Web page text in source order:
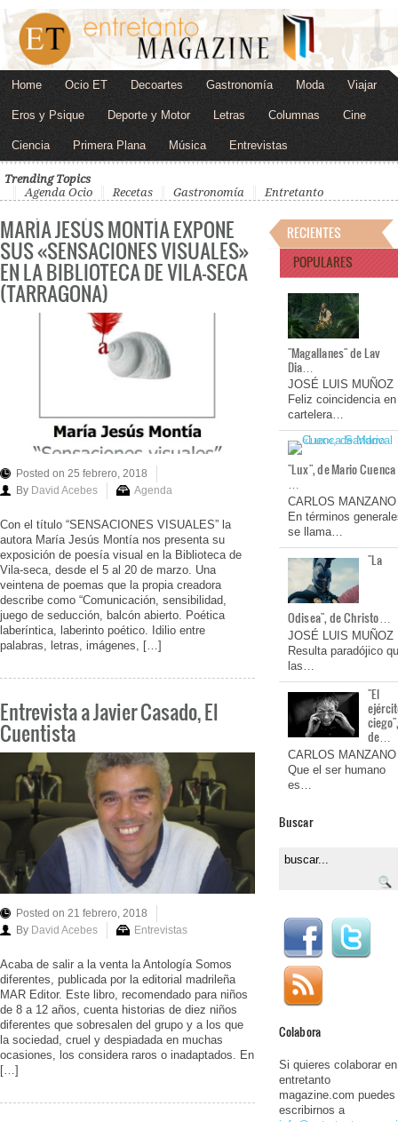
Home Ocio ET Decoartes Gastronomía Moda Viajar
Eros y Psique Deporte y Motor Letras Columnas Cine
Ciencia Primera Plana Música Entrevistas
Trending Topics
Agenda Ocio
Recetas Gastronomía Entretanto
MARÍA JESÚS MONTÍA EXPONE
SUS «SENSACIONES VISUALES»
EN LA BIBLIOTECA DE VILA-SECA
(TARRAGONA)
Posted on 25 febrero, 2018
By David Acebes Agenda
Con el título “SENSACIONES VISUALES” la
autora María Jesús Montía nos presenta su
exposición de poesía visual en la Biblioteca de
Vila-seca, desde el 5 al 20 de marzo. Una
veintena de poemas que la propia creadora
describe como “Comunicación, sensibilidad,
juego de seducción, balcón abierto. Poética
laberíntica, laberinto poético. Idilio entre
palabras, letras, imágenes, […]
Entrevista a Javier Casado, El
Cuentista
Posted on 21 febrero, 2018
By David Acebes Entrevistas
Acaba de salir a la venta la Antología Somos
diferentes, publicada por la editorial madrileña
MAR Editor. Este libro, recomendado para niños
de 8 a 12 años, cuenta historias de diez niños
diferentes que sobresalen del grupo y a los que
la sociedad, cruel y despiadada en muchas
ocasiones, los considera raros o inadaptados. En
[…]
RECIENTES
POPULARES
"Magallanes" de Lav
Dia…
JOSÉ LUIS MUÑOZ
Feliz coincidencia en
cartelera…
"Lux", de Mario Cuenca
…
CARLOS MANZANO
En términos
se llama…
"La
Odisea", de Christo…
JOSÉ LUIS MUÑOZ
Resulta paradójico
las…
"El
de…
CARLOS MANZANO
Que el ser humano
es…
Buscar
Colabora
Si quieres colaborar en
entretanto
magazine.com puedes
escribirnos a